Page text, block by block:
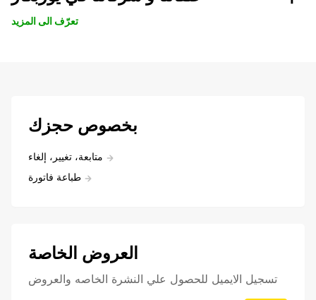
تعرّف الى المزيد
بخصوص حجزك
متابعة، تغيير، إلغاء
طباعة فاتورة
العروض الخاصة
تسجيل الايميل للحصول علي النشرة الخاصه والعروض